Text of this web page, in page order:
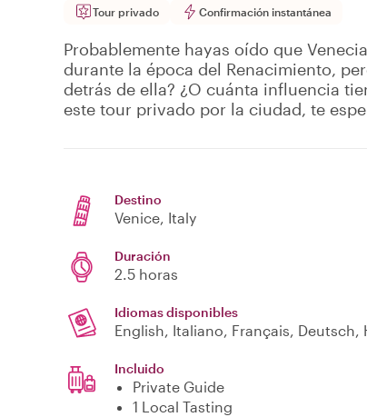
Tour privado Confirmación instantánea
Probablemente hayas oído que
durante la época del Renacimiento,
detrás de ella? ¿O cuánta influencia
este tour privado por la ciudad, te
Destino
Venice, Italy
Duración
2.5 horas
Idiomas disponibles
English, Italiano, Français, Deutsch,
Incluido
Private Guide
1 Local Tasting